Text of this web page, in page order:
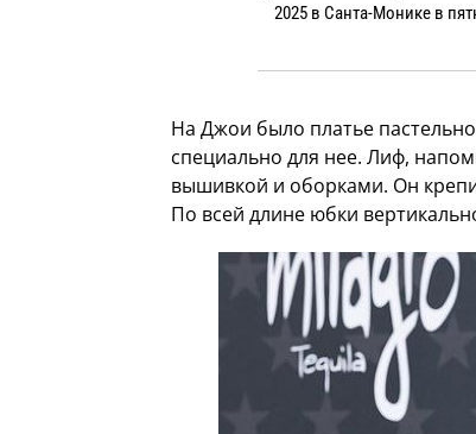
2025 в Санта-Монике в
На Джои было платье
специально для нее. Лиф,
вышивкой и оборками. Он
По всей длине юбки